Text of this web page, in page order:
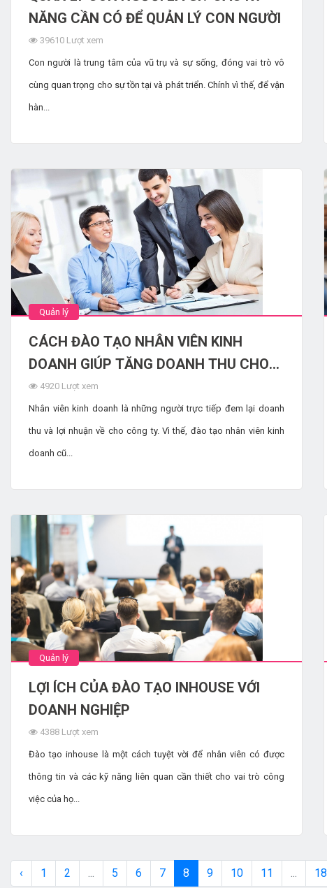
NĂNG CẦN CÓ ĐỂ QUẢN LÝ CON NGƯỜI
39610 Lượt xem
Con người là trung tâm của vũ trụ và sự sống, đóng vai trò vô
cùng quan trọng cho sự tồn tại và phát triển. Chính vì thế, để vận
hàn...
Quản lý
CÁCH ĐÀO TẠO NHÂN VIÊN KINH
DOANH GIÚP TĂNG DOANH THU CHO
DOANH NGHIỆP
4920 Lượt xem
Nhân viên kinh doanh là những người trực tiếp đem lại doanh
thu và lợi nhuận về cho công ty. Vì thế, đào tạo nhân viên kinh
doanh cũ...
Quản lý
LỢI ÍCH CỦA ĐÀO TẠO INHOUSE VỚI
DOANH NGHIỆP
4388 Lượt xem
Đào tạo inhouse là một cách tuyệt vời để nhân viên có được
thông tin và các kỹ năng liên quan cần thiết cho vai trò công
việc của họ...
‹ 1 2 ... 5 6 7 8 9 10 11 ... 18